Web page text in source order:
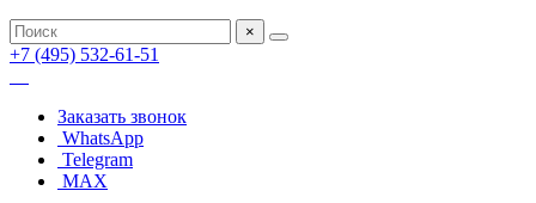
×
+7 (495) 532-61-51
Заказать звонок
WhatsApp
Telegram
MAX